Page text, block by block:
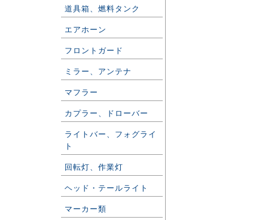
道具箱、燃料タンク
エアホーン
フロントガード
ミラー、アンテナ
マフラー
カプラー、ドローバー
ライトバー、フォグライ
ト
回転灯、作業灯
ヘッド・テールライト
マーカー類